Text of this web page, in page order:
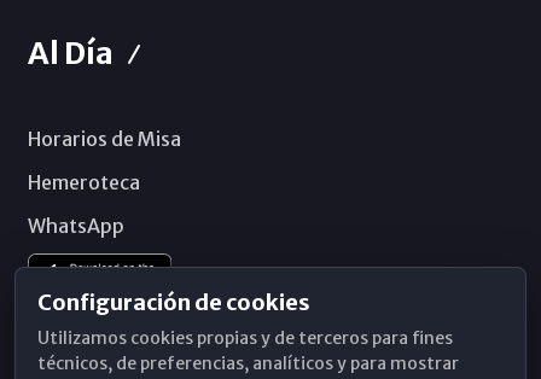
Al Día
Horarios de Misa
Hemeroteca
WhatsApp
Configuración de cookies
Utilizamos cookies propias y de terceros para fines
técnicos, de preferencias, analíticos y para mostrar